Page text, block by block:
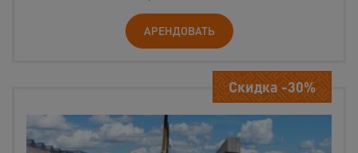
АРЕНДОВАТЬ
Скидка -30%